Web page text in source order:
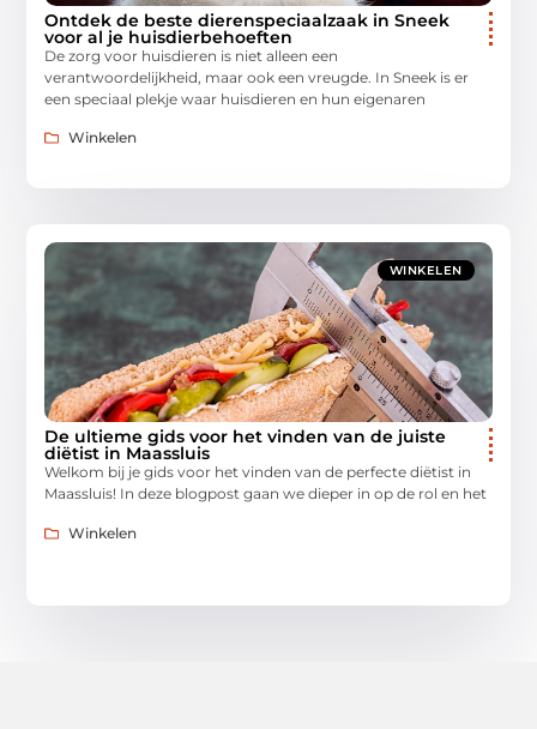
Ontdek de beste dierenspeciaalzaak in Sneek
voor al je huisdierbehoeften
De zorg voor huisdieren is niet alleen een
verantwoordelijkheid, maar ook een vreugde. In Sneek is er
een speciaal plekje waar huisdieren en hun eigenaren
Winkelen
WINKELEN
De ultieme gids voor het vinden van de juiste
diëtist in Maassluis
Welkom bij je gids voor het vinden van de perfecte diëtist in
Maassluis! In deze blogpost gaan we dieper in op de rol en het
Winkelen